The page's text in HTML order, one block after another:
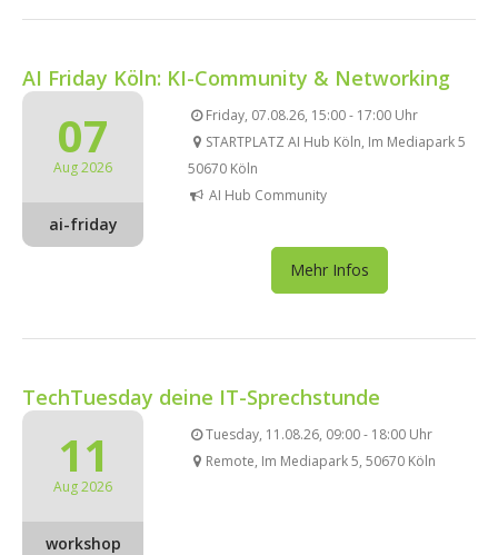
AI Friday Köln: KI-Community & Networking
07
Aug 2026
ai-friday
Friday, 07.08.26, 15:00 - 17:00 Uhr
STARTPLATZ AI Hub Köln, Im Mediapark 5
50670 Köln
AI Hub Community
Mehr Infos
TechTuesday deine IT-Sprechstunde
11
Aug 2026
workshop
Tuesday, 11.08.26, 09:00 - 18:00 Uhr
Remote, Im Mediapark 5, 50670 Köln